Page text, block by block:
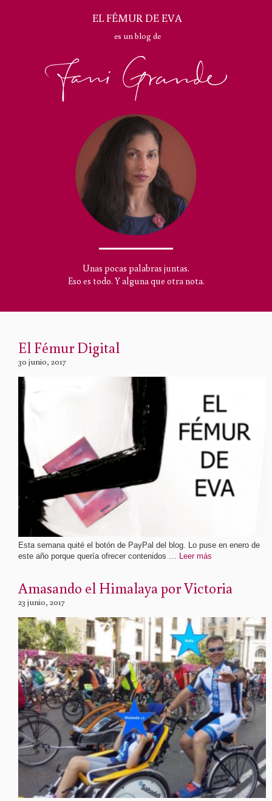
EL FÉMUR DE EVA
es un blog de
Unas pocas palabras juntas.
Eso es todo. Y alguna que otra nota.
El Fémur Digital
30 junio, 2017
Esta semana quité el botón de PayPal del blog. Lo puse en enero de
este año porque quería ofrecer contenidos … Leer más
Amasando el Himalaya por Victoria
23 junio, 2017